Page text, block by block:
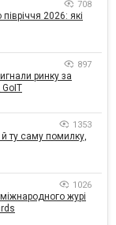
708
2026: які
897
ринку за
1353
й ту саму помилку,
1026
журі